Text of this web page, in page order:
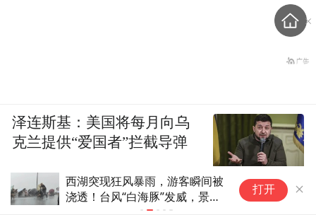
区
苹果全球高端手机市占率降至
65%，三星占19%
打开
泽连斯基：美国将每月向乌
克兰提供“爱国者”拦截导弹